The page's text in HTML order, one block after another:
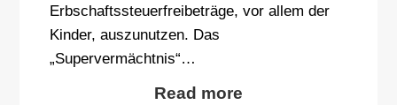
Erbschaftssteuerfreibeträge, vor allem der
Kinder, auszunutzen. Das
„Supervermächtnis“…
Read more